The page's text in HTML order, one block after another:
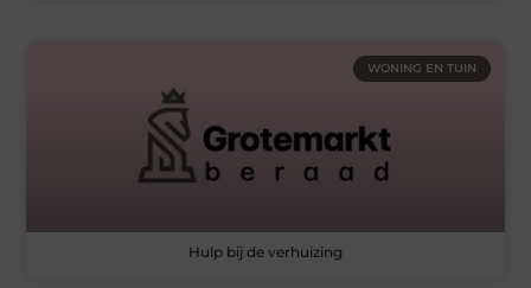
WONING EN TUIN
Hulp bij de verhuizing